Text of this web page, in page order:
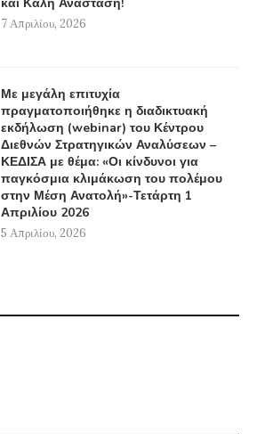
7 Απριλίου, 2026
Με μεγάλη επιτυχία
πραγματοποιήθηκε η διαδικτυακή
εκδήλωση (webinar) του Κέντρου
Διεθνών Στρατηγικών Αναλύσεων –
ΚΕΔΙΣΑ με θέμα: «Οι κίνδυνοι για
παγκόσμια κλιμάκωση του πολέμου
στην Μέση Ανατολή»-Τετάρτη 1
Απριλίου 2026
5 Απριλίου, 2026